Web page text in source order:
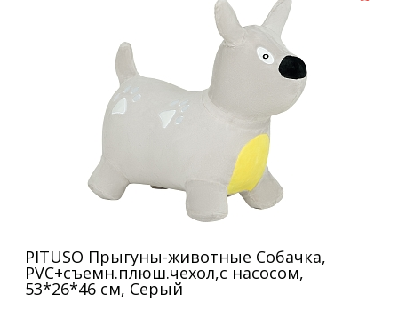
PITUSO Прыгуны-животные Собачка,
PVC+съемн.плюш.чехол,с насосом,
53*26*46 см, Серый